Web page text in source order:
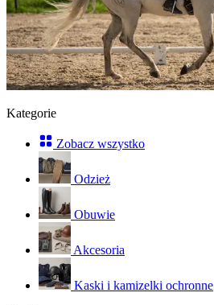
Kategorie
Zobacz wszystko
Odzież
Obuwie
Akcesoria
Kaski i kamizelki ochronne